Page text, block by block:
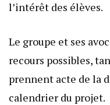
l’intérêt des élèves.
Le groupe et ses
recours possibles,
prennent acte de la
calendrier du projet.